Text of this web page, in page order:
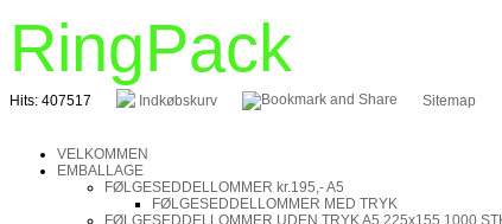
RingPack
Hits: 407517 Indkøbskurv Sitemap
VELKOMMEN
EMBALLAGE
FØLGESEDDELLOMMER kr.195,- A5
FØLGESEDDELLOMMER MED TRYK
FØLGESEDDELLOMMER UDEN TRYK A5 225x155 1000